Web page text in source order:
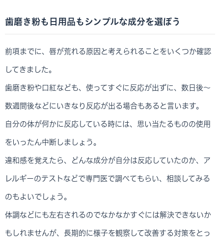
歯磨き粉も日用品もシンプルな成分を選ぼう
前項までに、唇が荒れる原因と考えられることをいくつか確認
してきました。
歯磨き粉や口紅なども、使ってすぐに反応が出ずに、数日後～
数週間後などにいきなり反応が出る場合もあると言います。
自分の体が何かに反応している時には、思い当たるものの使用
をいったん中断しましょう。
違和感を覚えたら、どんな成分が自分は反応していたのか、ア
レルギーのテストなどで専門医で調べてもらい、相談してみる
のもよいでしょう。
体調などにも左右されるのでなかなかすぐには解決できないか
もしれませんが、長期的に様子を観察して改善する対策をとっ